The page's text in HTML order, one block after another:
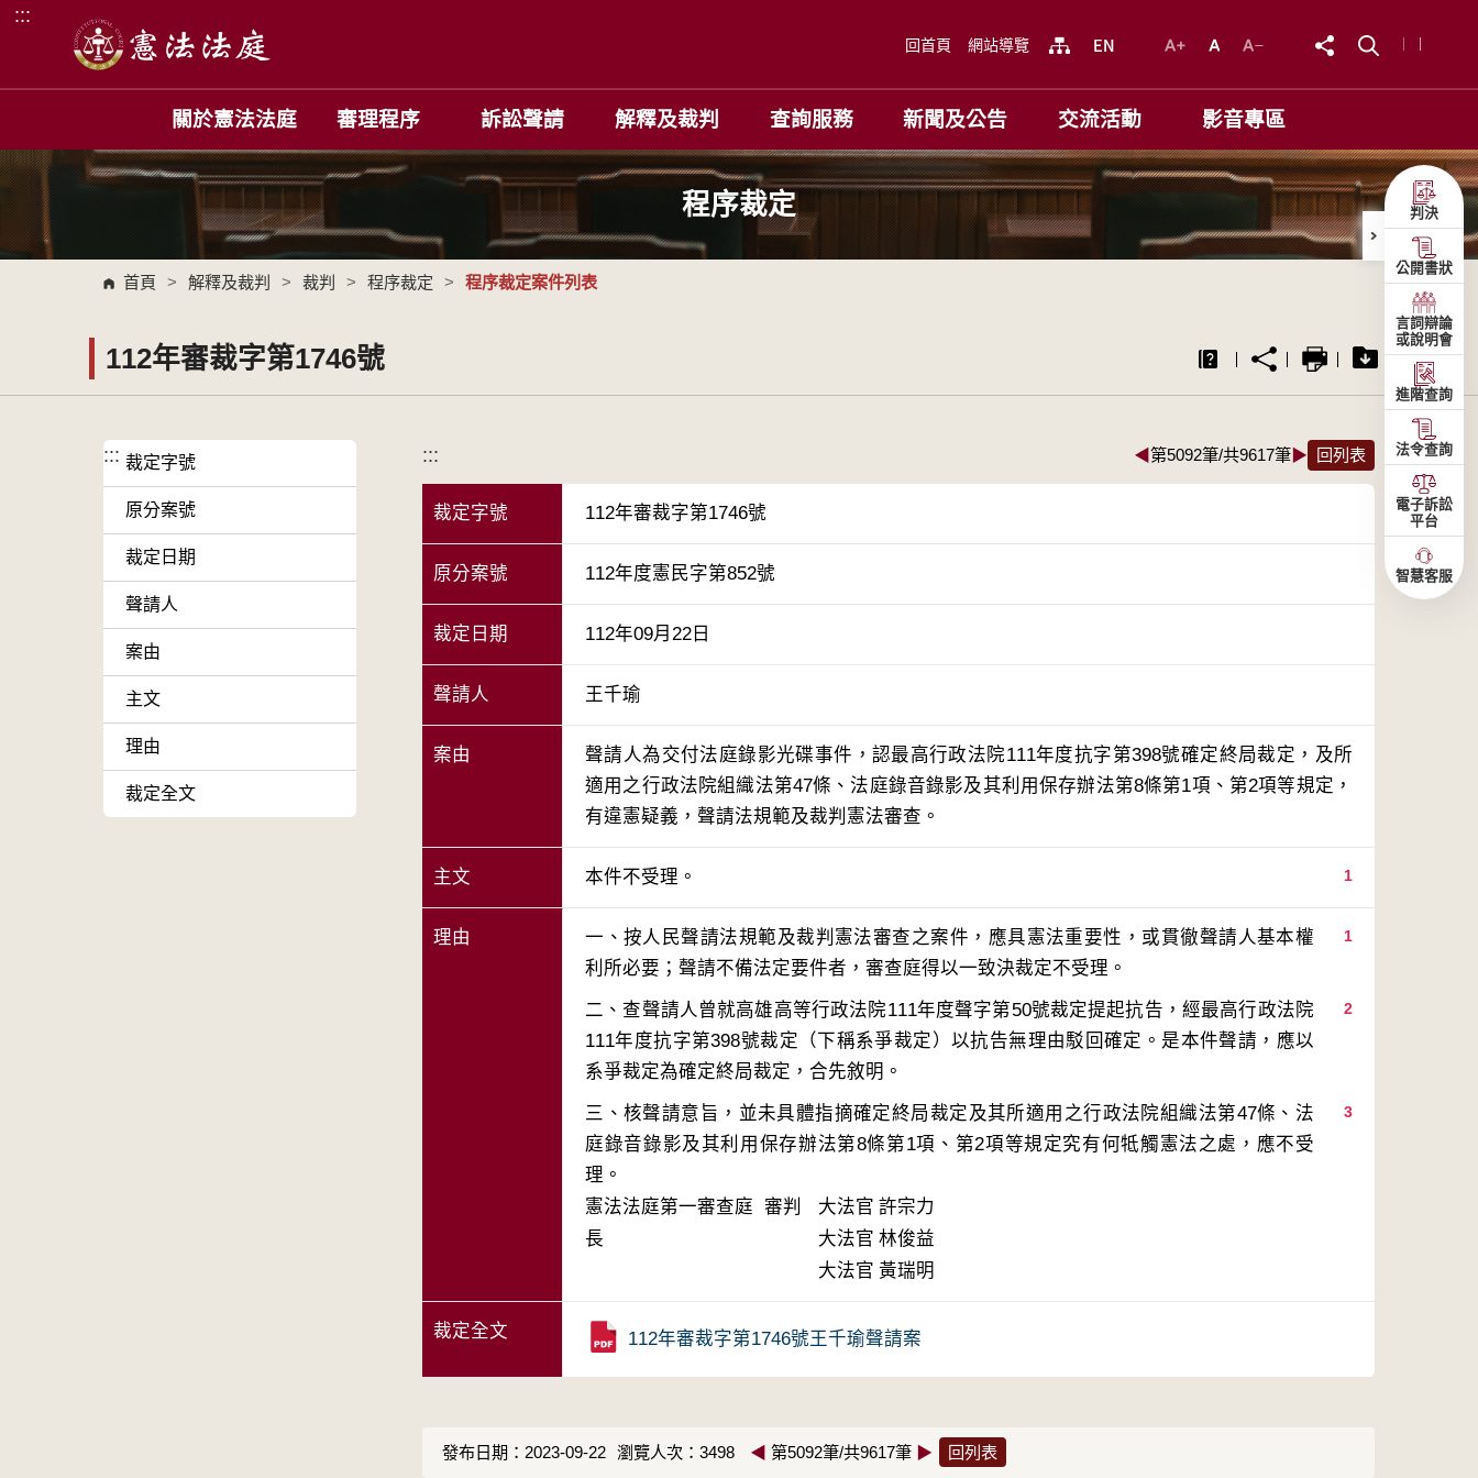
跳到主要內容區塊
:::
回首頁 網站導覽
關於憲法法庭 審理程序 訴訟聲請 解釋及裁判 查詢服務 新聞及公告 交流活動 影音專區
程序裁定
首頁 > 解釋及裁判 > 裁判 > 程序裁定 > 程序裁定案件列表
112年審裁字第1746號
::: 裁定字號
原分案號
裁定日期
聲請人
案由
主文
理由
裁定全文
::: ◀第5092筆/共9617筆▶ 回列表
裁定字號 112年審裁字第1746號
原分案號 112年度憲民字第852號
裁定日期 112年09月22日
聲請人 王千瑜
案由
聲請人為交付法庭錄影光碟事件，認最高行政法院111年度抗字第398號確定終局裁定，及所
適用之行政法院組織法第47條、法庭錄音錄影及其利用保存辦法第8條第1項、第2項等規定，
有違憲疑義，聲請法規範及裁判憲法審查。
主文 1
本件不受理。
理由 1
一、按人民聲請法規範及裁判憲法審查之案件，應具憲法重要性，或貫徹聲請人基本權
2
二、查聲請人曾就高雄高等行政法院111年度聲字第50號裁定提起抗告，經最高行政法院
111年度抗字第398號裁定（下稱系爭裁定）以抗告無理由駁回確定。是本件聲請，應以
3
三、核聲請意旨，並未具體指摘確定終局裁定及其所適用之行政法院組織法第47條、法
庭錄音錄影及其利用保存辦法第8條第1項、第2項等規定究有何牴觸憲法之處，應不受
憲法法庭第一審查庭 審判
長
大法官 許宗力
大法官 林俊益
大法官 黃瑞明
裁定全文 112年審裁字第1746號王千瑜聲請案
發布日期：2023-09-22 瀏覽人次：3498 ◀ 第5092筆/共9617筆 ▶ 回列表
判決
公開書狀
言詞辯論
或說明會
進階查詢
法令查詢
電子訴訟
平台
智慧客服